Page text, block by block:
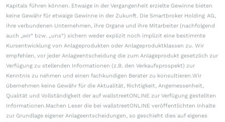
Kapitals führen können. Etwaige in der Vergangenheit erzielte Gewinne bieten
keine Gewähr für etwaige Gewinne in der Zukunft. Die Smartbroker Holding AG,
ihre verbundenen Unternehmen, ihre Organe und ihre Mitarbeiter (nachfolgend
auch „wir“ bzw. „uns“) sichern weder explizit noch implizit eine bestimmte
Kursentwicklung von Anlageprodukten oder Anlageproduktklassen zu. Wir
empfehlen, vor jeder Anlageentscheidung die zum Anlageprodukt gesetzlich zur
Verfügung zu stellenden Informationen (z.B. den Verkaufsprospekt) zur
Kenntnis zu nehmen und einen fachkundigen Berater zu konsultieren.Wir
übernehmen keine Gewähr für die Aktualität, Richtigkeit, Angemessenheit,
Qualität und Vollständigkeit der auf wallstreetONLINE zur Verfügung gestellten
Informationen.Machen Leser die bei wallstreetONLINE veröffentlichten Inhalte
zur Grundlage eigener Anlageentscheidungen, so geschieht dies auf eigenes